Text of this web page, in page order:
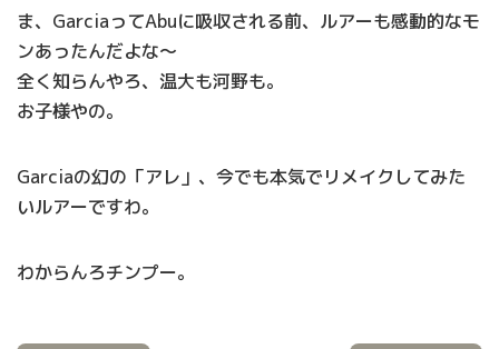
ま、GarciaってAbuに吸収される前、ルアーも感動的なモ
ンあったんだよな～
全く知らんやろ、温大も河野も。
お子様やの。
Garciaの幻の「アレ」、今でも本気でリメイクしてみた
いルアーですわ。
わからんろチンプー。